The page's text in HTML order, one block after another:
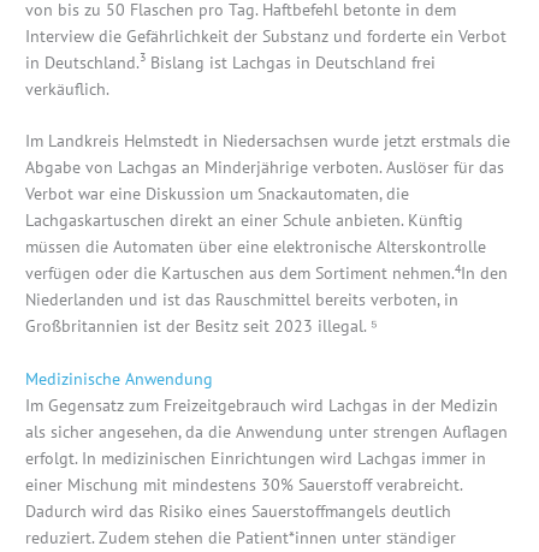
von bis zu 50 Flaschen pro Tag. Haftbefehl betonte in dem
Interview die Gefährlichkeit der Substanz und forderte ein Verbot
in Deutschland.3 Bislang ist Lachgas in Deutschland frei
verkäuflich.
Im Landkreis Helmstedt in Niedersachsen wurde jetzt erstmals die
Abgabe von Lachgas an Minderjährige verboten. Auslöser für das
Verbot war eine Diskussion um Snackautomaten, die
Lachgaskartuschen direkt an einer Schule anbieten. Künftig
müssen die Automaten über eine elektronische Alterskontrolle
verfügen oder die Kartuschen aus dem Sortiment nehmen.4In den
Niederlanden und ist das Rauschmittel bereits verboten, in
Großbritannien ist der Besitz seit 2023 illegal. ⁵
Medizinische Anwendung
Im Gegensatz zum Freizeitgebrauch wird Lachgas in der Medizin
als sicher angesehen, da die Anwendung unter strengen Auflagen
erfolgt. In medizinischen Einrichtungen wird Lachgas immer in
einer Mischung mit mindestens 30% Sauerstoff verabreicht.
Dadurch wird das Risiko eines Sauerstoffmangels deutlich
reduziert. Zudem stehen die Patient*innen unter ständiger